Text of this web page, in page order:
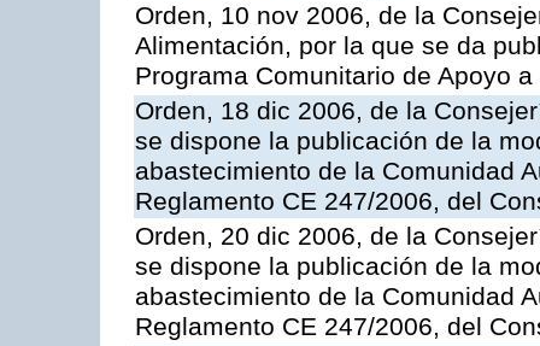
Orden, 10 nov 2006, de la
Alimentación, por la que se da
Programa Comunitario de Apoyo
Orden, 18 dic 2006, de la
se dispone la publicación de la
abastecimiento de la Comunidad
Reglamento CE 247/2006, del
Orden, 20 dic 2006, de la
se dispone la publicación de la
abastecimiento de la Comunidad
Reglamento CE 247/2006, del